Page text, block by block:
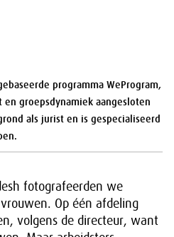
programma WeProgram,
groepsdynamiek aangesloten
als jurist en is gespecialiseerd
fotografeerden we
Op één afdeling
volgens de directeur, want